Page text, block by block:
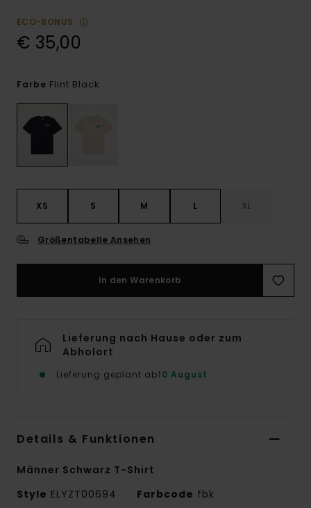
ECO-BONUS
€ 35,00
Farbe Flint Black
XS S M L XL
Größentabelle Ansehen
In den Warenkorb
Lieferung nach Hause oder zum
Abholort
Lieferung geplant ab10 August
Details & Funktionen
Männer Schwarz T-Shirt
Style ELYZT00694 Farbcode fbk